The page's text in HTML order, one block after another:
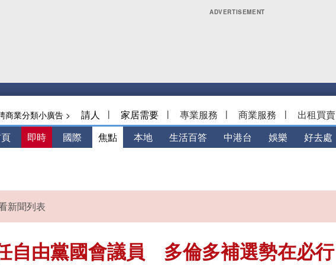
商業分類小廣告 > 請人 | 家居需要 | 專業服務 | 商業服務 | 出租買賣
即時 國際 焦點 本地 生活百答 中港台 娛樂 好去處
新聞列表
自由黨國會議員 多倫多補選勢在必行